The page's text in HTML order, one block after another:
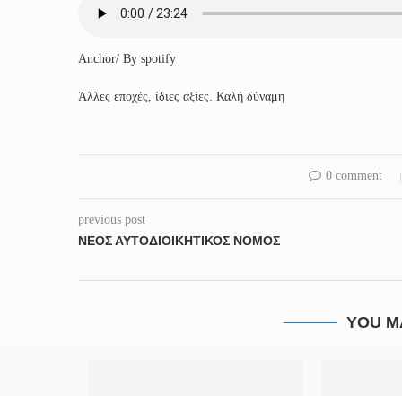
Anchor/ By spotify
Άλλες εποχές, ίδιες αξίες. Καλή δύναμη
0 comment
previous post
ΝΈΟΣ ΑΥΤΟΔΙΟΙΚΗΤΙΚΌΣ ΝΌΜΟΣ
YOU